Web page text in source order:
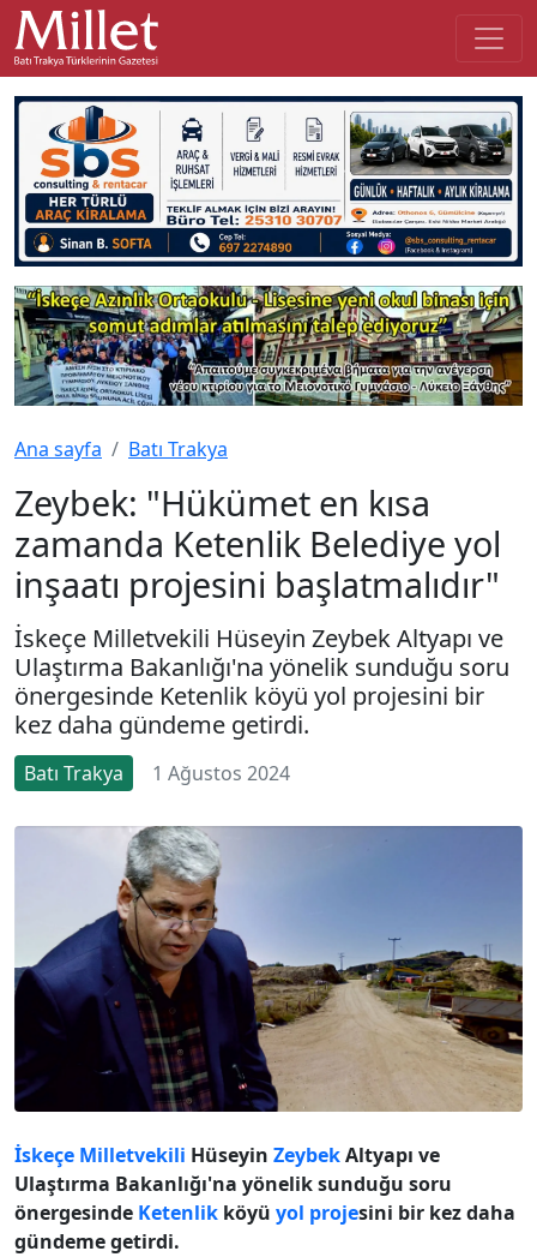
Ana sayfa Batı Trakya
Zeybek: "Hükümet en kısa
zamanda Ketenlik Belediye yol
inşaatı projesini başlatmalıdır"
İskeçe Milletvekili Hüseyin Zeybek Altyapı ve
Ulaştırma Bakanlığı'na yönelik sunduğu soru
önergesinde Ketenlik köyü yol projesini bir
kez daha gündeme getirdi.
Batı Trakya 1 Ağustos 2024
İskeçe Milletvekili Hüseyin ZeybekAltyapı ve
Ulaştırma Bakanlığı'na yönelik sunduğu soru
önergesinde Ketenlik köyü yol projesini bir kez daha
gündeme getirdi.